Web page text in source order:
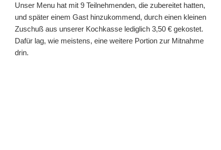
Unser Menu hat mit 9 Teilnehmenden, die zubereitet hatten,
und später einem Gast hinzukommend, durch einen kleinen
Zuschuß aus unserer Kochkasse lediglich 3,50 € gekostet.
Dafür lag, wie meistens, eine weitere Portion zur Mitnahme
drin.